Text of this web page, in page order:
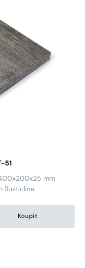
51
mm
Rusticline.
Koupit